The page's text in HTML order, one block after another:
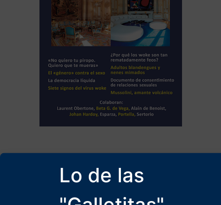
Lo de las
Sociedad